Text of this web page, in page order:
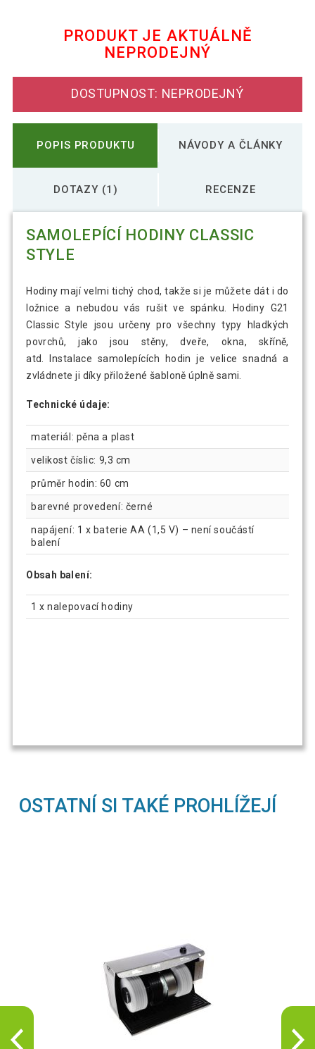
PRODUKT JE AKTUÁLNĚ
NEPRODEJNÝ
DOSTUPNOST: NEPRODEJNÝ
POPIS PRODUKTU NÁVODY A ČLÁNKY
DOTAZY (1) RECENZE
SAMOLEPÍCÍ HODINY CLASSIC
STYLE
Hodiny mají velmi tichý chod, takže si je můžete dát i do
ložnice a nebudou vás rušit ve spánku. Hodiny G21
Classic Style jsou určeny pro všechny typy hladkých
povrchů, jako jsou stěny, dveře, okna, skříně,
atd. Instalace samolepících hodin je velice snadná a
zvládnete ji díky přiložené šabloně úplně sami.
Technické údaje:
materiál: pěna a plast
velikost číslic: 9,3 cm
průměr hodin: 60 cm
barevné provedení: černé
napájení: 1 x baterie AA (1,5 V) – není součástí
balení
Obsah balení:
1 x nalepovací hodiny
OSTATNÍ SI TAKÉ PROHLÍŽEJÍ